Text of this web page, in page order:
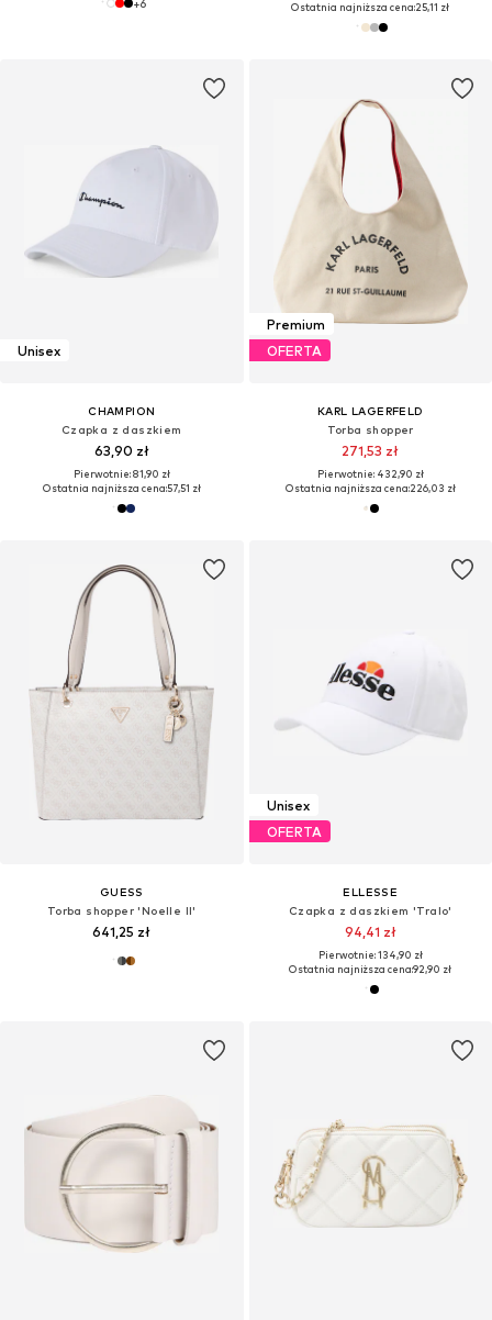
+6
Ostatnia najniższa cena:25,11 zł
Unisex
CHAMPION
Czapka z daszkiem
63,90 zł
Pierwotnie: 81,90 zł
Ostatnia najniższa cena:57,51 zł
Premium
OFERTA
KARL LAGERFELD
Torba shopper
271,53 zł
Pierwotnie: 432,90 zł
Ostatnia najniższa cena:226,03 zł
GUESS
Torba shopper 'Noelle II'
641,25 zł
Unisex
OFERTA
ELLESSE
Czapka z daszkiem 'Tralo'
94,41 zł
Pierwotnie: 134,90 zł
Ostatnia najniższa cena:92,90 zł